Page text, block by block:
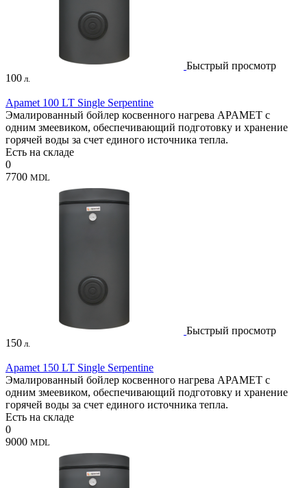
Быстрый просмотр
100 л.
Apamet 100 LT Single Serpentine
Эмалированный бойлер косвенного нагрева APAMET с
одним змеевиком, обеспечивающий подготовку и хранение
горячей воды за счет единого источника тепла.
Есть на складе
0
7700 MDL
Быстрый просмотр
150 л.
Apamet 150 LT Single Serpentine
Эмалированный бойлер косвенного нагрева APAMET с
одним змеевиком, обеспечивающий подготовку и хранение
горячей воды за счет единого источника тепла.
Есть на складе
0
9000 MDL